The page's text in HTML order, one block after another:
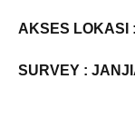
AKSES LOKASI
SURVEY :